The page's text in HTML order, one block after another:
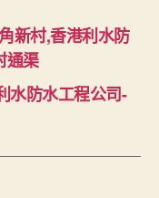
新村,香港利水防
通渠
水防水工程公司-